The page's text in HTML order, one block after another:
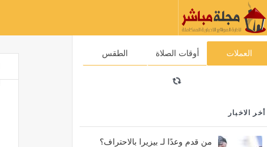
العملات أوقات الصلاة الطقس
أخر الاخبار
من قدم وعدًا لـ بيزيرا بالاحتراف؟